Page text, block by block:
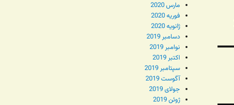
مارس 2020
فوریه 2020
ژانویه 2020
دسامبر 2019
نوامبر 2019
اکتبر 2019
سپتامبر 2019
آگوست 2019
جولای 2019
ژوئن 2019